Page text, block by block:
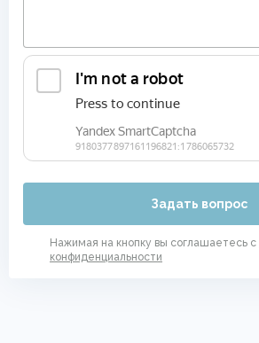
Задать вопрос
Нажимая на кнопку вы соглашаетесь с
конфиденциальности